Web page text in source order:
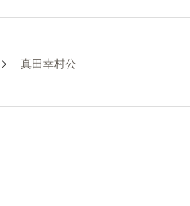
真田幸村公